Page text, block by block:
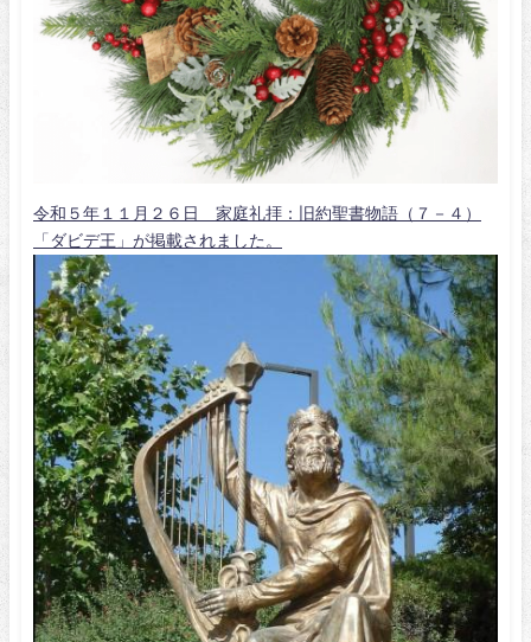
令和５年１１月２６日 家庭礼拝：旧約聖書物語（７－４）
「ダビデ王」が掲載されました。